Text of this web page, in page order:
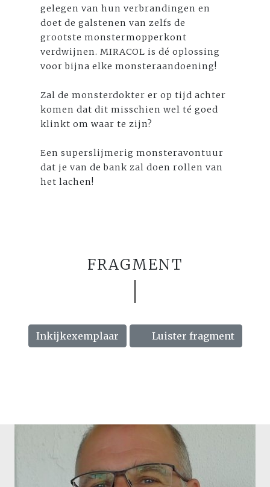
gelegen van hun verbrandingen en
doet de galstenen van zelfs de
grootste monstermopperkont
verdwijnen. MIRACOL is dé oplossing
voor bijna elke monsteraandoening!
Zal de monsterdokter er op tijd achter
komen dat dit misschien wel té goed
klinkt om waar te zijn?
Een superslijmerig monsteravontuur
dat je van de bank zal doen rollen van
het lachen!
FRAGMENT
Inkijkexemplaar Luister fragment